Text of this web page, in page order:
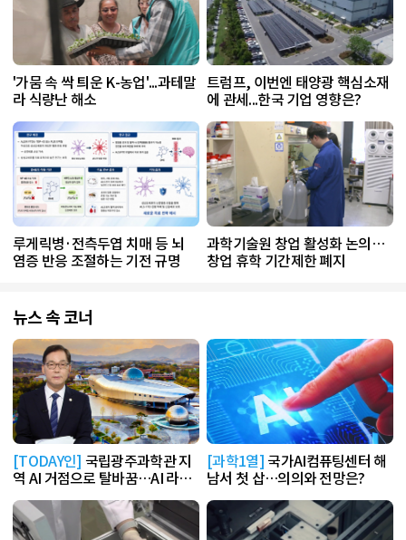
'가뭄 속 싹 틔운 K-농업'...과테말
라 식량난 해소
트럼프, 이번엔 태양광 핵심소재
에 관세...한국 기업 영향은?
루게릭병·전측두엽 치매 등 뇌
염증 반응 조절하는 기전 규명
과학기술원 창업 활성화 논의…
창업 휴학 기간제한 폐지
뉴스 속 코너
[TODAY인] 국립광주과학관 지
역 AI 거점으로 탈바꿈…AI 라운
[과학1열] 국가AI컴퓨팅센터 해
남서 첫 삽…의의와 전망은?